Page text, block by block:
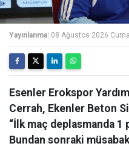
Yayınlanma: 08 Ağustos 2026
Esenler Erokspor
Cerrah, Ekenler Beton
“İlk maç deplasmanda
Bundan sonraki